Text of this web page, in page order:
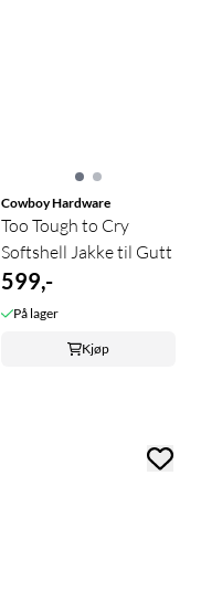
Cowboy Hardware
Too Tough to Cry
Softshell Jakke til Gutt
599,-
På lager
Kjøp